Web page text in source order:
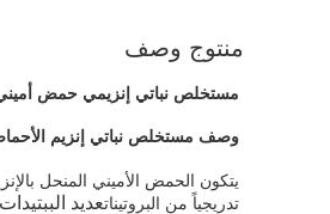
منتوج وصف
مستخلص نباتي إنزيمي حمض أميني 80٪ للرش الورقي
وصف مستخلص نباتي إنزيم الأحماض الأمينية 80٪ للرش
يتكون الحمض الأميني المنحل بالإنزيم النباتي 80 ٪ المصنوع بواسطتنا بشكل
تدريجياً من البروتيناتعديد